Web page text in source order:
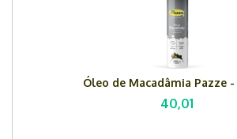
Óleo de Macadâmia Pazze
40,01